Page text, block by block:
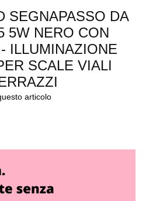
SEGNAPASSO DA
5W NERO CON
ILLUMINAZIONE
SCALE VIALI
articolo